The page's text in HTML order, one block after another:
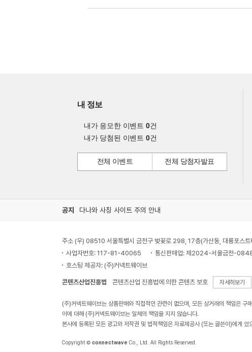
내 정보
내가 응모한 이벤트 0건
내가 당첨된 이벤트 0건
전체 이벤트 전체 당첨자발표
공지 다나와 사칭 사이트 주의 안내
주소 (우) 08510 서울특별시 금천구 벚꽃로 298, 17층(가산동, 대륭포스트
사업자번호: 117-81-40065
통신판매업: 제2024-서울금천-
호스팅 제공자: (주)커넥트웨이브
콘텐츠산업진흥법 콘텐츠산업 진흥법에 의한 콘텐츠 보호 자세히보기
(주)커넥트웨이브는 상품판매와 직접적인 관련이 없으며, 모든 상거래의 책임은 구
이에 대해 (주)커넥트웨이브는 일체의 책임을 지지 않습니다.
본사에 등록된 모든 광고와 저작권 및 법적책임은 자료제공사 (또는 글쓴이)에게
Copyright © connectwave Co., Ltd. All Rights Reserved.